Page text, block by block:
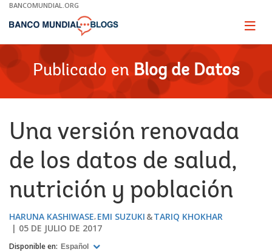
Skip
Main
BANCOMUNDIAL.ORG
Page
Publicado en Blog de Datos
Una versión renovada
de los datos de salud,
nutrición y población
HARUNA KASHIWASE EMI SUZUKI
TARIQ KHOKHAR
05 DE JULIO DE 2017
Disponible en: Español